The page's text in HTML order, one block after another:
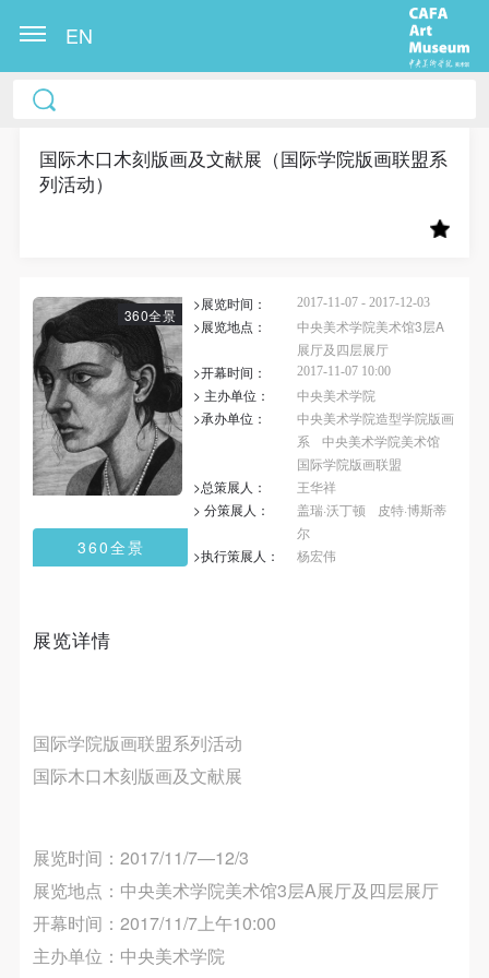
EN
国际木口木刻版画及文献展（国际学院版画联盟系
列活动）
360全景
360全景
>展览时间： 2017-11-07 - 2017-12-03
>展览地点：
中央美术学院美术馆3层A
展厅及四层展厅
>开幕时间：
2017-11-07 10:00
> 主办单位：
中央美术学院
>承办单位：
中央美术学院造型学院版画
系
中央美术学院美术馆
国际学院版画联盟
>总策展人：
王华祥
> 分策展人：
盖瑞·沃丁顿
皮特·博斯蒂
尔
>执行策展人：
杨宏伟
展览详情
国际学院版画联盟系列活动
国际木口木刻版画及文献展
展览时间：2017/11/7—12/3
展览地点：中央美术学院美术馆3层A展厅及四层展厅
开幕时间：2017/11/7上午10:00
主办单位：中央美术学院
快捷登录 帐号密码登录
中央美术学院美术馆出版授权协议书
称“CAFAM”），愿意将本人参与中央美术学院美术馆
公共教育部组织的公益性活动（包括美术馆会员活
动）的涉及本人的图像、照片、文字、著作、活动成
它数字媒体形式公开出版，并同意编入《中国知识资
源总库》《中央美术学院资料库》《中央美术学院美
术馆资料库》等相关资料、文献、档案机构和平台，
在中央美术学院中使用和在互联网上传播，同意按相
关“章程”规定享受相关权益。
中央美术学院美术馆活动安全免责协议书
第一条
本次活动公平公正、自愿参加与退出、风险与责任自
负的原则。但活动有风险，参加者应有必要的风险意
参加本次活动者必须遵守中华人民共和国的相关法
品质。
第三条
同下参观。
第四条
参加活动者在此次活动期间的人身安全责任自负。鼓
励参加者自行购买人身安全保险。活动中一旦出现事
中央美术学院美术馆出版授权协议书
称“CAFAM”），愿意将本人参与中央美术学院美术馆
公共教育部组织的公益性活动（包括美术馆会员活
动）的涉及本人的图像、照片、文字、著作、活动成
它数字媒体形式公开出版，并同意编入《中国知识资
源总库》《中央美术学院资料库》《中央美术学院美
术馆资料库》等相关资料、文献、档案机构和平台，
在中央美术学院中使用和在互联网上传播，同意按相
关“章程”规定享受相关权益。
中央美术学院美术馆活动安全免责协议书
第一条
本次活动公平公正、自愿参加与退出、风险与责任自
负的原则。但活动有风险，参加者应有必要的风险意
参加本次活动者必须遵守中华人民共和国的相关法
品质。
第三条
同下参观。
第四条
参加活动者在此次活动期间的人身安全责任自负。鼓
励参加者自行购买人身安全保险。活动中一旦出现事
中央美术学院美术馆出版授权协议书
称“CAFAM”），愿意将本人参与中央美术学院美术馆
公共教育部组织的公益性活动（包括美术馆会员活
动）的涉及本人的图像、照片、文字、著作、活动成
它数字媒体形式公开出版，并同意编入《中国知识资
源总库》《中央美术学院资料库》《中央美术学院美
术馆资料库》等相关资料、文献、档案机构和平台，
在中央美术学院中使用和在互联网上传播，同意按相
关“章程”规定享受相关权益。
中央美术学院美术馆活动安全免责协议书
第一条
本次活动公平公正、自愿参加与退出、风险与责任自
负的原则。但活动有风险，参加者应有必要的风险意
参加本次活动者必须遵守中华人民共和国的相关法
品质。
第三条
同下参观。
第四条
参加活动者在此次活动期间的人身安全责任自负。鼓
励参加者自行购买人身安全保险。活动中一旦出现事